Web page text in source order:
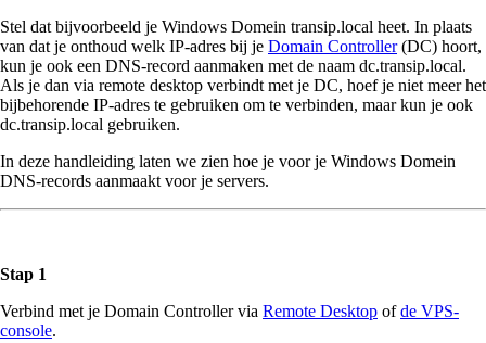
Stel dat bijvoorbeeld je Windows Domein transip.local heet. In plaats
van dat je onthoud welk IP-adres bij je Domain Controller(DC) hoort,
kun je ook een DNS-record aanmaken met de naam dc.transip.local.
Als je dan via remote desktop verbindt met je DC, hoef je niet meer het
bijbehorende IP-adres te gebruiken om te verbinden, maar kun je ook
dc.transip.local gebruiken.
In deze handleiding laten we zien hoe je voor je Windows Domein
DNS-records aanmaakt voor je servers.
Stap 1
Verbind met je Domain Controller via Remote Desktop ofde VPS-
console.